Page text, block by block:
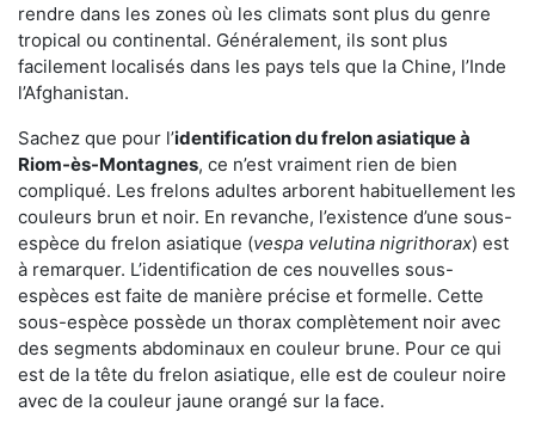
rendre dans les zones où les climats sont plus du genre
tropical ou continental. Généralement, ils sont plus
facilement localisés dans les pays tels que la Chine, l’Inde
l’Afghanistan.
Sachez que pour l’identification du frelon asiatiqueà
Riom-ès-Montagnes, ce n’est vraiment rien de bien
compliqué. Les frelons adultes arborent habituellement les
couleurs brun et noir. En revanche, l’existence d’une sous-
espèce du frelon asiatique (vespa velutina nigrithorax) est
à remarquer. L’identification de ces nouvelles sous-
espèces est faite de manière précise et formelle. Cette
sous-espèce possède un thorax complètement noir avec
des segments abdominaux en couleur brune. Pour ce qui
est de la tête du frelon asiatique, elle est de couleur noire
avec de la couleur jaune orangé sur la face.